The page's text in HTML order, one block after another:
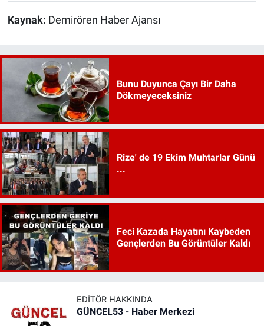
Kaynak: Demirören Haber Ajansı
Bunu Duyunca Çayı Bir Daha
Dökmeyeceksiniz
Rize' de 19 Ekim Muhtarlar Günü
...
Feci Kazada Hayatını Kaybeden
Gençlerden Bu Görüntüler Kaldı
EDITÖR HAKKINDA
GÜNCEL53 - Haber Merkezi